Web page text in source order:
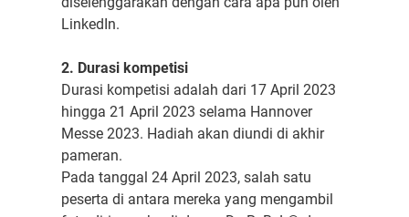
LinkedIn.
2. Durasi kompetisi
Durasi kompetisi adalah dari 17 April 2023
hingga 21 April 2023 selama Hannover
Messe 2023. Hadiah akan diundi di akhir
pameran.
Pada tanggal 24 April 2023, salah satu
peserta di antara mereka yang mengambil